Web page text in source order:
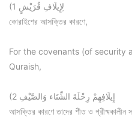
(1 لِإِيلَافِ قُرَيْشٍ
কোরাইশের আসক্তির কারণে,
For the covenants (of security
Quraish,
(2 إِيلَافِهِمْ رِحْلَةَ الشِّتَاء وَالصَّيْفِ
আসক্তির কারণে তাদের শীত ও গ্রীষ্মকালীন